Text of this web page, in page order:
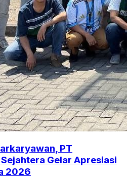
PT
Gelar Apresiasi
2026